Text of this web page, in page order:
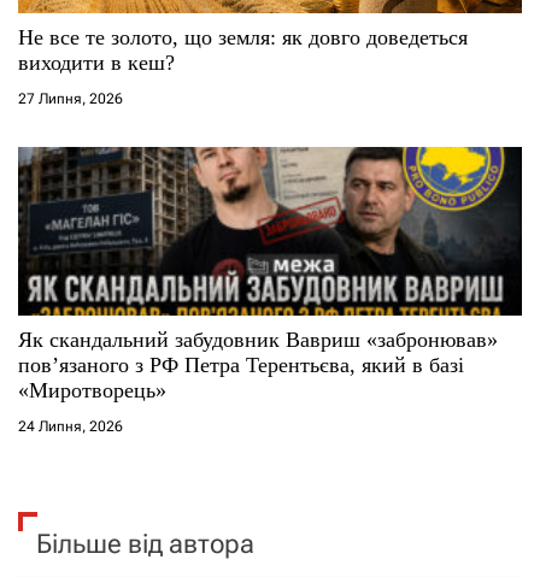
Не все те золото, що земля: як довго доведеться
виходити в кеш?
27 Липня, 2026
Як скандальний забудовник Вавриш «забронював»
повʼязаного з РФ Петра Терентьєва, який в базі
«Миротворець»
24 Липня, 2026
Більше від автора